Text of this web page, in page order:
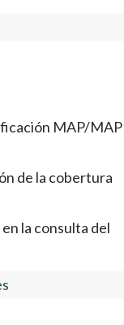
MAP/MAP
de la cobertura
la consulta del